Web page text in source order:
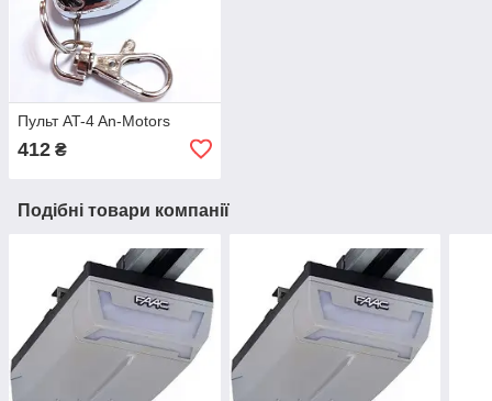
Пульт AT-4 An-Motors
412 ₴
Подібні товари компанії